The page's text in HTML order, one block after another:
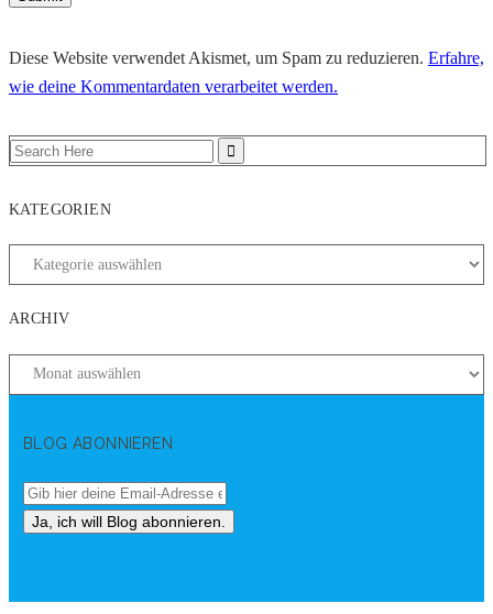
Diese Website verwendet Akismet, um Spam zu reduzieren. Erfahre,
wie deine Kommentardaten verarbeitet werden.
KATEGORIEN
ARCHIV
BLOG ABONNIEREN